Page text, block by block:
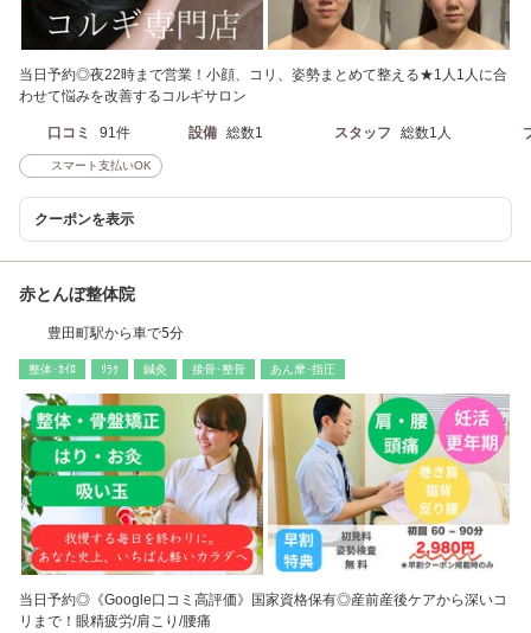
当日予約◎夜22時まで営業！小顔、コリ、姿勢まとめて整える★1人1人に合
わせて悩みを改善するコルギサロン
口コミ 91件 設備 総数1 スタッフ 総数1人
スマート支払いOK
クーポンを表示
赤とんぼ整体院
豊田町駅から車で5分
整体･ｶｲﾛ ﾘﾗｸ 鍼灸 接骨･整骨 あん摩･指圧
当日予約◎《Google口コミ高評価》国家資格保有◎産前産後ケアから深いコ
リまで！眼精疲労/肩こり/腰痛